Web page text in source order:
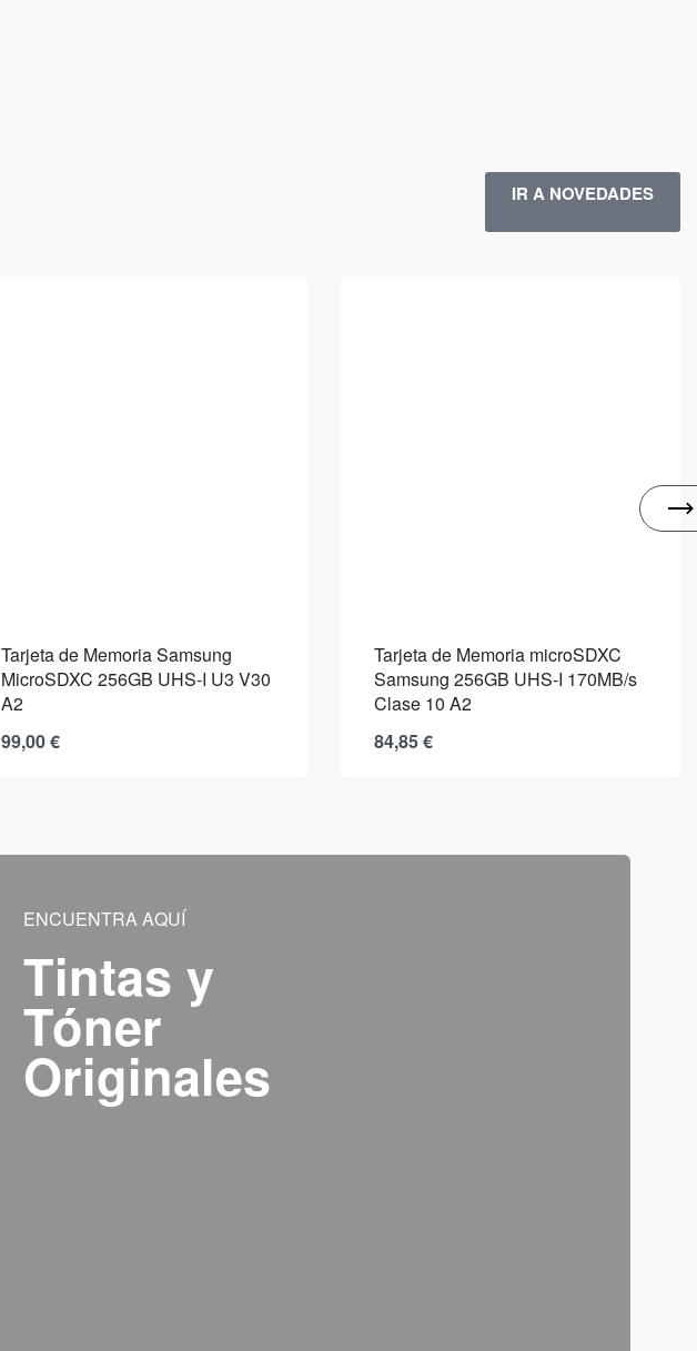
IR A NOVEDADES
Tarjeta de Memoria Samsung
MicroSDXC 256GB UHS-I U3 V30
A2
99,00€
Tarjeta de Memoria microSDXC
Samsung 256GB UHS-I 170MB/s
Clase 10 A2
84,85€
ENCUENTRA AQUÍ
Tintas y
Tóner
Originales